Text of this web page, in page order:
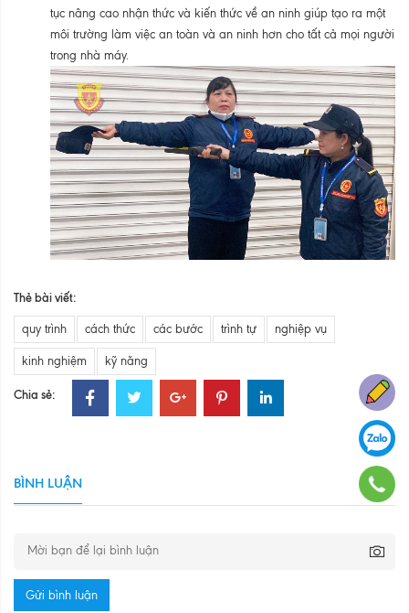
tục nâng cao nhận thức và kiến thức về an ninh giúp tạo ra một
môi trường làm việc an toàn và an ninh hơn cho tất cả mọi người
trong nhà máy.
Thẻ bài viết:
quy trình cách thức các bước trình tự nghiệp vụ
kinh nghiệm kỹ năng
Chia sẻ:
BÌNH LUẬN
Gửi bình luận